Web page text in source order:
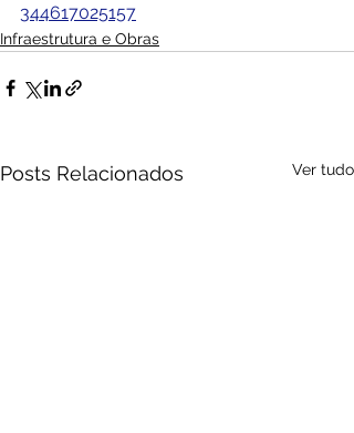
344617025157
Infraestrutura e Obras
Posts Relacionados Ver tudo